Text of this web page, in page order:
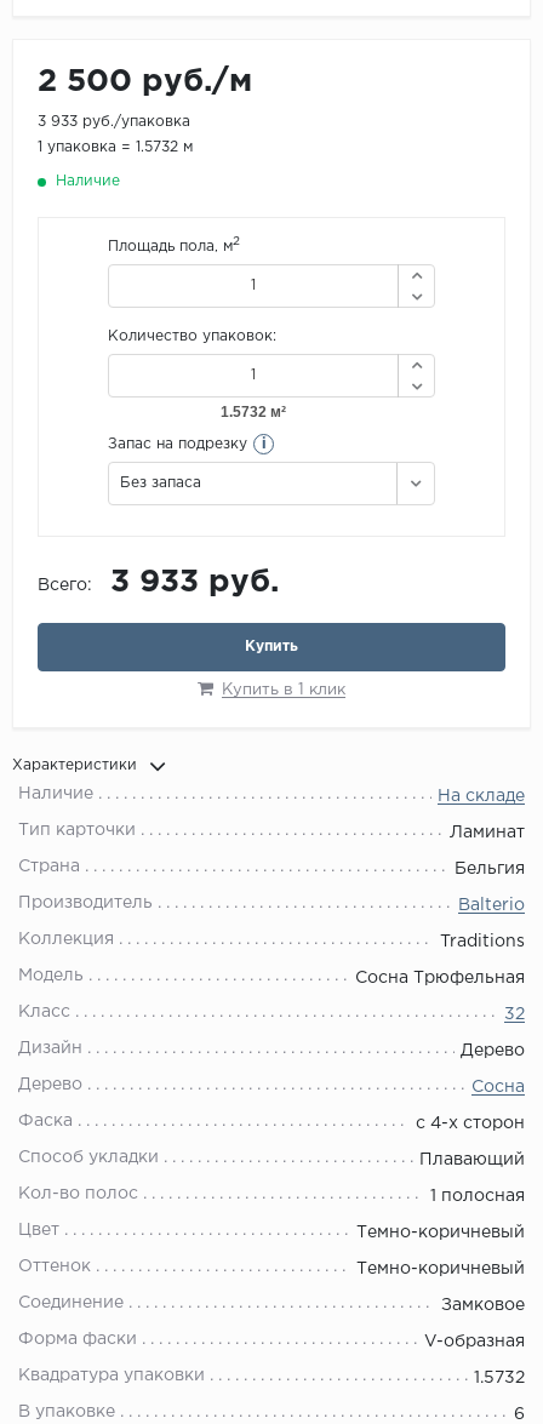
2 500 руб./м
3 933 руб./упаковка
1 упаковка = 1.5732 м
Наличие
Площадь пола, м2
Количество упаковок:
Запас на подрезку i
Без запаса
Всего: 3 933 руб.
Купить
Купить в 1 клик
Характеристики
Наличие На складе
Тип карточки Ламинат
Страна Бельгия
Производитель Balterio
Коллекция Traditions
Модель Сосна Трюфельная
Класс 32
Дизайн Дерево
Дерево Сосна
Фаска с 4-х сторон
Способ укладки Плавающий
Кол-во полос 1 полосная
Цвет Темно-коричневый
Оттенок Темно-коричневый
Соединение Замковое
Форма фаски V-образная
Квадратура упаковки 1.5732
В упаковке 6